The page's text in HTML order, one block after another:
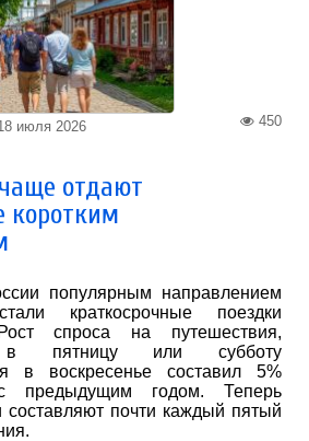
июля 2026 450
отдают
коротким
популярным направлением
краткосрочные поездки
спроса на путешествия,
в пятницу или субботу
в воскресенье составил 5%
предыдущим годом. Теперь
составляют почти каждый пятый